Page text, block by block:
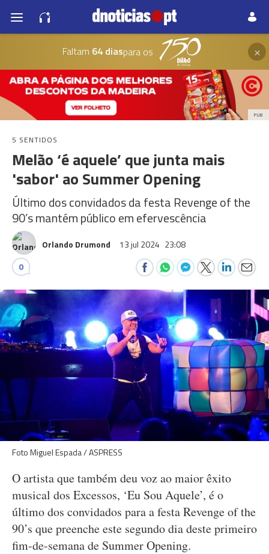
Faltam 64 diaspara os ×
PUB
5 SENTIDOS
Melão ‘é aquele’ que junta mais
'sabor' ao Summer Opening
Último dos convidados da festa Revenge of the
90’s mantém público em efervescência
Orlando Drumond 13 jul 2024 23:08
0
Foto Miguel Espada / ASPRESS
O artista que também deu voz ao maior êxito
musical dos Excessos, ‘Eu Sou Aquele’, é o
último dos convidados para a festa Revenge of the
90’s que preenche este segundo dia deste primeiro
fim-de-semana de Summer Opening.